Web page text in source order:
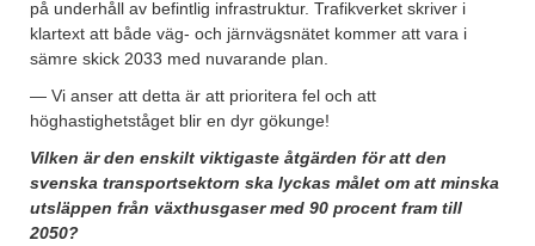
på underhåll av befintlig infrastruktur. Trafikverket skriver i
klartext att både väg- och järnvägsnätet kommer att vara i
sämre skick 2033 med nuvarande plan.
— Vi anser att detta är att prioritera fel och att
höghastighetståget blir en dyr gökunge!
Vilken är den enskilt viktigaste åtgärden för att den
svenska transportsektorn ska lyckas målet om att minska
utsläppen från växthusgaser med 90 procent fram till
2050?